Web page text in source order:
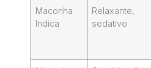
Maconha
Indica
Relaxante,
sedativo